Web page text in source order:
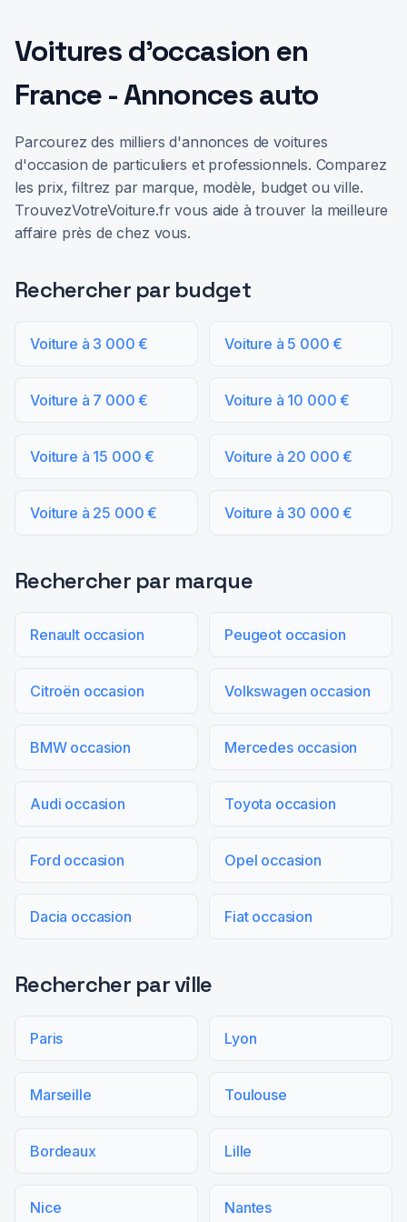
Voitures d'occasion en
France - Annonces auto
Parcourez des milliers d'annonces de voitures
d'occasion de particuliers et professionnels. Comparez
les prix, filtrez par marque, modèle, budget ou ville.
TrouvezVotreVoiture.fr vous aide à trouver la meilleure
affaire près de chez vous.
Rechercher par budget
Voiture à 3 000 € Voiture à 5 000 €
Voiture à 7 000 € Voiture à 10 000 €
Voiture à 15 000 € Voiture à 20 000 €
Voiture à 25 000 € Voiture à 30 000 €
Rechercher par marque
Renault occasion Peugeot occasion
Citroën occasion Volkswagen occasion
BMW occasion Mercedes occasion
Audi occasion Toyota occasion
Ford occasion Opel occasion
Dacia occasion Fiat occasion
Rechercher par ville
Paris Lyon
Marseille Toulouse
Bordeaux Lille
Nice Nantes